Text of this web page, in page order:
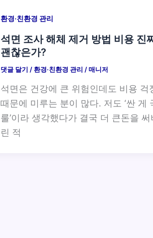
환경·친환경 관리
석면 조사 해체 제거 방법 비용 진
괜찮은가?
댓글 달기 / 환경·친환경 관리 /매니저
석면은 건강에 큰 위험인데도 비용 걱
때문에 미루는 분이 많다. 저도 ‘싼 게
룰’이라 생각했다가 결국 더 큰돈을 써
린 적